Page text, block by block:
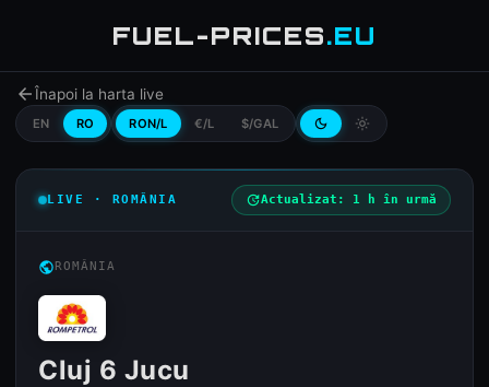
FUEL-PRICES.EU
arrow_backÎnapoi la harta live
EN RO RON/L €/L $/GAL dark_mode light_mode
LIVE · ROMÂNIA updateActualizat: 1 h în urmă
publicROMÂNIA
Cluj 6 Jucu